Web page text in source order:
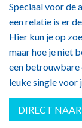
Speciaal voor de
een relatie is er
Hier kun je op
maar hoe je niet
een betrouwbare
leuke single voor
DIRECT